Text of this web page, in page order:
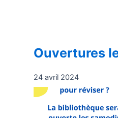
Ouvertures
24 avril 2024